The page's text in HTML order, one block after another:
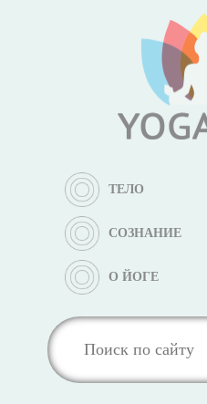
ТЕЛО
СОЗНАНИЕ
О ЙОГЕ